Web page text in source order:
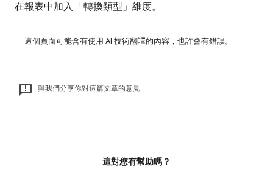
在報表中加入「轉換類型」維度。
這個頁面可能含有使用 AI 技術翻譯的內容，也許會有錯誤。
與我們分享你對這篇文章的意見
這對您有幫助嗎？